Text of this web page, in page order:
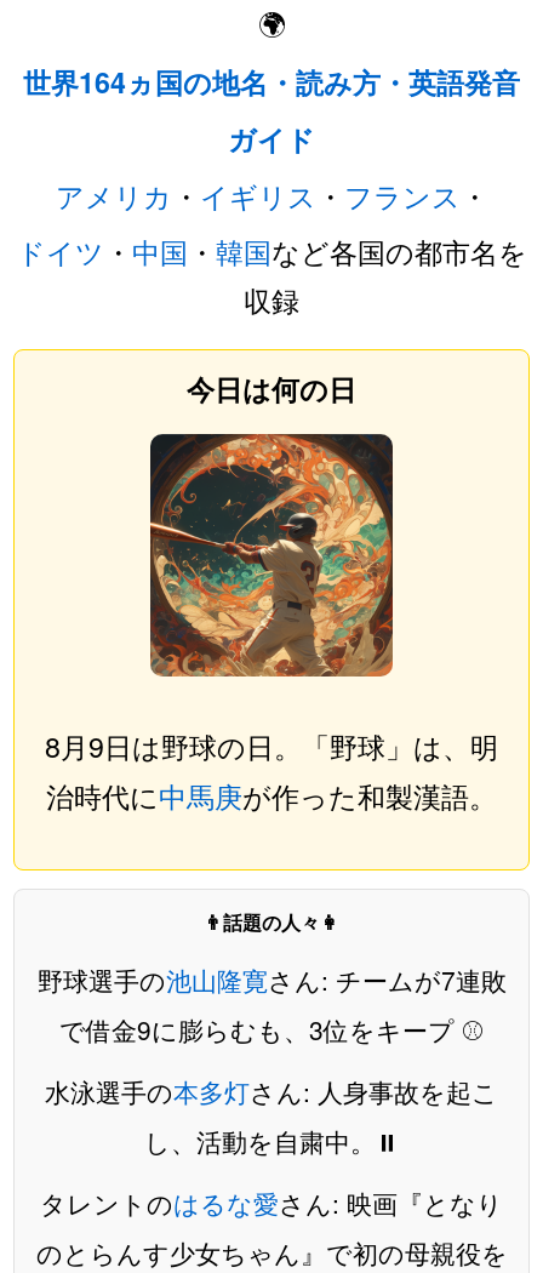
🌍
世界164ヵ国の地名・読み方・英語発音
ガイド
アメリカ ・ イギリス ・ フランス ・
ドイツ ・ 中国 ・ 韓国など各国の都市名を
収録
今日は何の日
8月9日は野球の日。「野球」は、明
治時代に中馬庚が作った和製漢語。
👨話題の人々👩
野球選手の池山隆寛さん: チームが7連敗
で借金9に膨らむも、3位をキープ ⚾️
水泳選手の本多灯さん: 人身事故を起こ
し、活動を自粛中。⏸️
タレントのはるな愛さん: 映画『となり
のとらんす少女ちゃん』で初の母親役を